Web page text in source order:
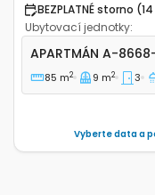
BEZPLATNÉ storno
Ubytovací jednotky:
Třípokojový
APARTMÁN A-
85 m2 9 m2 3
Vyberte data a